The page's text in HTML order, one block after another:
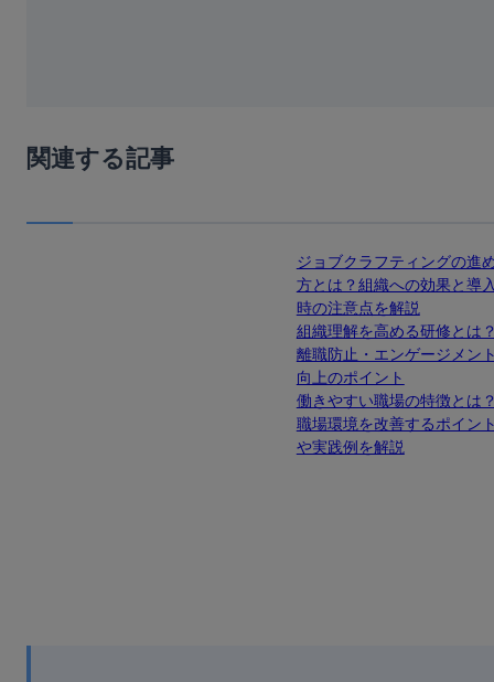
関連する記事
ジョブクラフティングの進
方とは？組織への効果と導
時の注意点を解説
組織理解を高める研修とは
離職防止・エンゲージメン
向上のポイント
働きやすい職場の特徴とは
職場環境を改善するポイン
や実践例を解説